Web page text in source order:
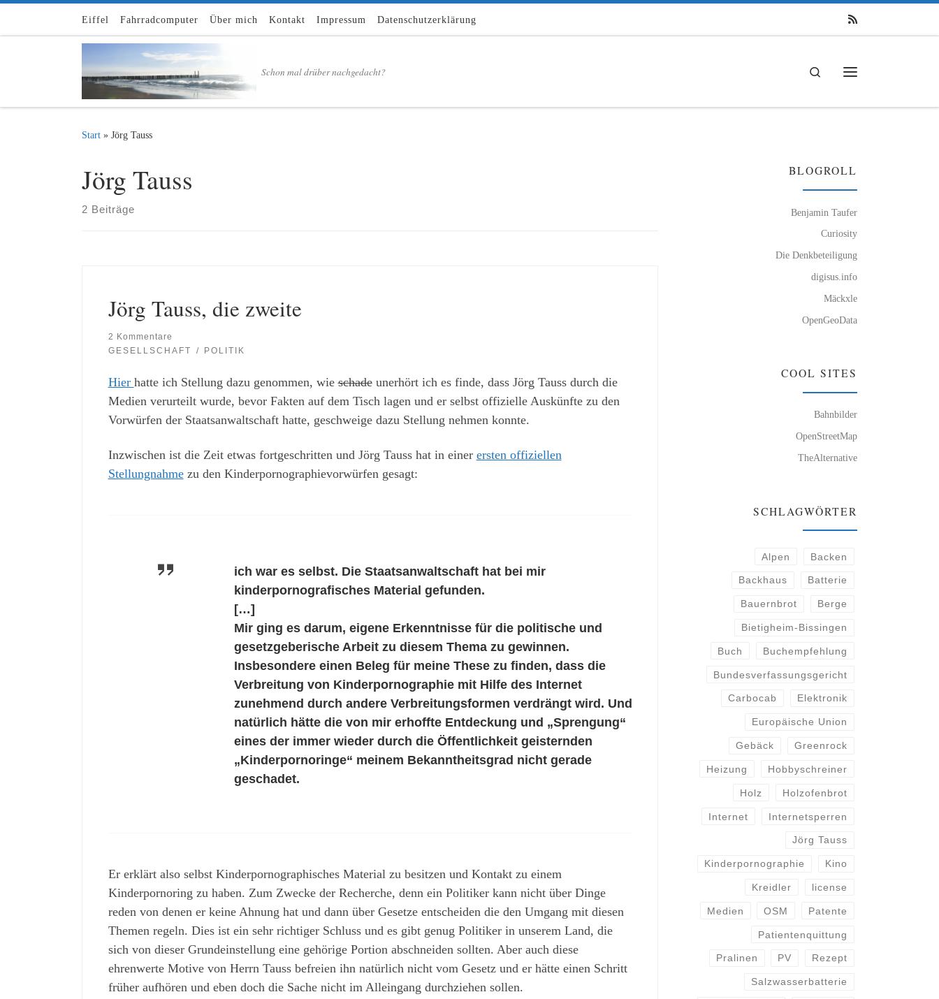
Zum Inhalt springen
Eiffel Fahrradcomputer Über mich Kontakt Impressum Datenschutzerklärung
Schon mal drüber nachgedacht?
Search
Start » Jörg Tauss
Jörg Tauss
2 Beiträge
Jörg Tauss, die zweite
2 Kommentare
GESELLSCHAFT
POLITIK
Hier hatte ich Stellung dazu genommen, wieschadeunerhört ich es finde, dass Jörg Tauss durch die
Medien verurteilt wurde, bevor Fakten auf dem Tisch lagen und er selbst offizielle Auskünfte zu den
Vorwürfen der Staatsanwaltschaft hatte, geschweige dazu Stellung nehmen konnte.
Inzwischen ist die Zeit etwas fortgeschritten und Jörg Tauss hat in einer ersten offiziellen
Stellungnahmezu den Kinderpornographievorwürfen gesagt:
ich war es selbst. Die Staatsanwaltschaft hat bei mir
kinderpornografisches Material gefunden.
[…]
Mir ging es darum, eigene Erkenntnisse für die politische und
gesetzgeberische Arbeit zu diesem Thema zu gewinnen.
Insbesondere einen Beleg für meine These zu finden, dass die
Verbreitung von Kinderpornographie mit Hilfe des Internet
zunehmend durch andere Verbreitungsformen verdrängt wird. Und
natürlich hätte die von mir erhoffte Entdeckung und „Sprengung“
eines der immer wieder durch die Öffentlichkeit geisternden
„Kinderpornoringe“ meinem Bekanntheitsgrad nicht gerade
geschadet.
Er erklärt also selbst Kinderpornographisches Material zu besitzen und Kontakt zu einem
Kinderpornoring zu haben. Zum Zwecke der Recherche, denn ein Politiker kann nicht über Dinge
reden von denen er keine Ahnung hat und dann über Gesetze entscheiden die den Umgang mit diesen
Themen regeln. Dies ist ein sehr richtiger Schluss und es gibt genug Politiker in unserem Land, die
sich von dieser Grundeinstellung eine gehörige Portion abschneiden sollten. Aber auch diese
ehrenwerte Motive von Herrn Tauss befreien ihn natürlich nicht vom Gesetz und er hätte einen Schritt
früher aufhören und eben doch die Sache nicht im Alleingang durchziehen sollen.
BLOGROLL
Benjamin Taufer
Curiosity
Die Denkbeteiligung
digisus.info
Mäckxle
OpenGeoData
COOL SITES
Bahnbilder
OpenStreetMap
TheAlternative
SCHLAGWÖRTER
Alpen Backen
Backhaus Batterie
Bauernbrot Berge
Bietigheim-Bissingen
Buch Buchempfehlung
Bundesverfassungsgericht
Carbocab Elektronik
Europäische Union
Gebäck Greenrock
Heizung Hobbyschreiner
Holz Holzofenbrot
Internet Internetsperren
Jörg Tauss
Kinderpornographie Kino
Kreidler license
Medien OSM Patente
Patientenquittung
Pralinen PV Rezept
Salzwasserbatterie